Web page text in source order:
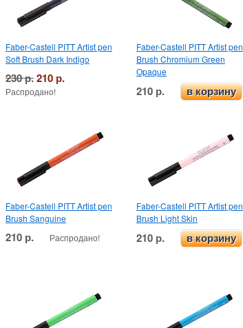
Faber-Castell PITT Artist pen
Soft Brush Dark Indigo
230 р.210 р.
Распродано!
Faber-Castell PITT Artist pen
Brush Chromium Green
Opaque
210 р. в корзину
Faber-Castell PITT Artist pen
Brush Sanguine
210 р. Распродано!
Faber-Castell PITT Artist pen
Brush Light Skin
210 р. в корзину